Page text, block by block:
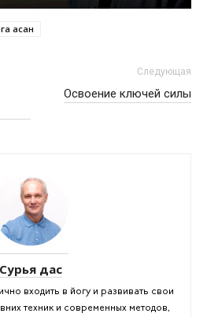
асан
Следующая
Освоение ключей силы
Сурья дас
входить в йогу и развивать свои
техник и современных методов,